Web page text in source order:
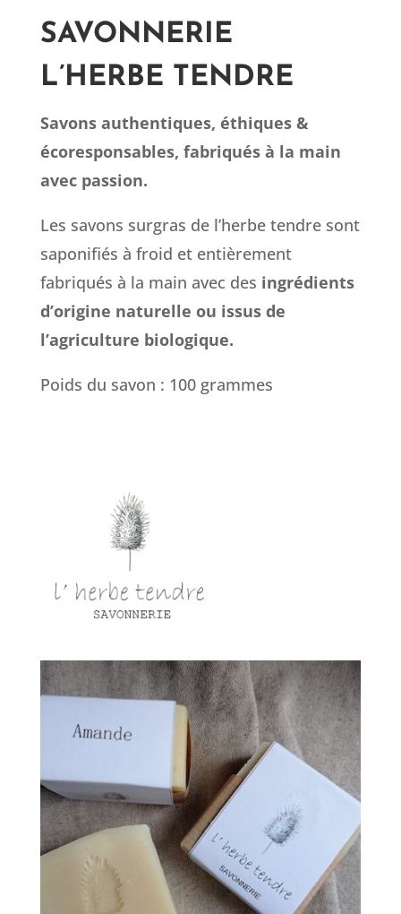
SAVONNERIE
L’HERBE TENDRE
Savons authentiques, éthiques &
écoresponsables, fabriqués à la main
avec passion.
Les savons surgras de l’herbe tendre sont
saponifiés à froid et entièrement
fabriqués à la main avec des ingrédients
d’origine naturelle ou issus de
l’agriculture biologique.
Poids du savon : 100 grammes